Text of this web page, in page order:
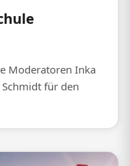
Moderatoren Inka
für den